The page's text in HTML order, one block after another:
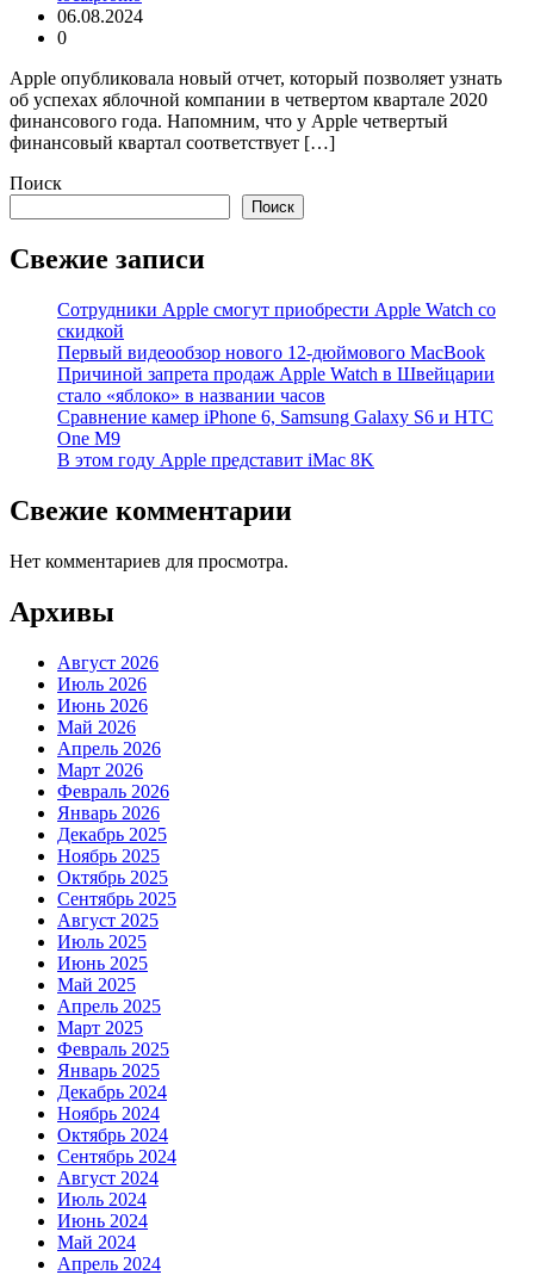
06.08.2024
0
Apple опубликовала новый отчет, который позволяет узнать
об успехах яблочной компании в четвертом квартале 2020
финансового года. Напомним, что у Apple четвертый
финансовый квартал соответствует […]
Поиск
Поиск
Свежие записи
Сотрудники Apple смогут приобрести Apple Watch со
скидкой
Первый видеообзор нового 12-дюймового MacBook
Причиной запрета продаж Apple Watch в Швейцарии
стало «яблоко» в названии часов
Cравнение камер iPhone 6, Samsung Galaxy S6 и HTC
One M9
В этом году Apple представит iMac 8K
Свежие комментарии
Нет комментариев для просмотра.
Архивы
Август 2026
Июль 2026
Июнь 2026
Май 2026
Апрель 2026
Март 2026
Февраль 2026
Январь 2026
Декабрь 2025
Ноябрь 2025
Октябрь 2025
Сентябрь 2025
Август 2025
Июль 2025
Июнь 2025
Май 2025
Апрель 2025
Март 2025
Февраль 2025
Январь 2025
Декабрь 2024
Ноябрь 2024
Октябрь 2024
Сентябрь 2024
Август 2024
Июль 2024
Июнь 2024
Май 2024
Апрель 2024